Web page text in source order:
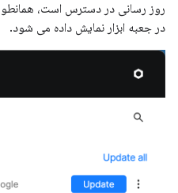
در جعبه ابزار نمایش داده می شود.